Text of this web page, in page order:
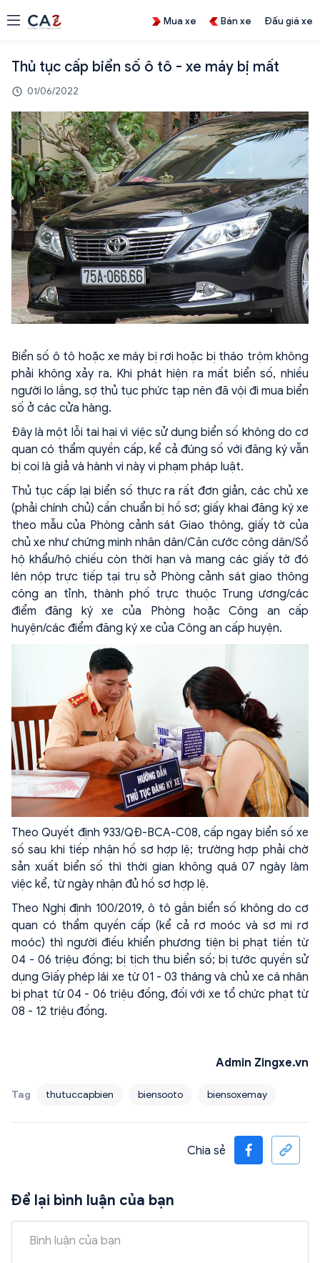
Mua xe Bán xe Đấu giá xe
Thủ tục cấp biển số ô tô - xe máy bị mất
01/06/2022
Biển số ô tô hoặc xe máy bị rơi hoặc bị tháo trộm không
phải không xảy ra. Khi phát hiện ra mất biển số, nhiều
người lo lắng, sợ thủ tục phức tạp nên đã vội đi mua biển
số ở các cửa hàng.
Đây là một lỗi tai hại vì việc sử dụng biển số không do cơ
quan có thẩm quyền cấp, kể cả đúng số với đăng ký vẫn
bị coi là giả và hành vi này vi phạm pháp luật.
Thủ tục cấp lại biển số thực ra rất đơn giản, các chủ xe
(phải chính chủ) cần chuẩn bị hồ sơ; giấy khai đăng ký xe
theo mẫu của Phòng cảnh sát Giao thông, giấy tờ của
chủ xe như chứng minh nhân dân/Căn cước công dân/Sổ
hộ khẩu/hộ chiếu còn thời hạn và mang các giấy tờ đó
lên nộp trực tiếp tại trụ sở Phòng cảnh sát giao thông
công an tỉnh, thành phố trực thuộc Trung ương/các
điểm đăng ký xe của Phòng hoặc Công an cấp
huyện/các điểm đăng ký xe của Công an cấp huyện.
Theo Quyết định 933/QĐ-BCA-C08, cấp ngay biển số xe
số sau khi tiếp nhận hồ sơ hợp lệ; trường hợp phải chờ
sản xuất biển số thì thời gian không quá 07 ngày làm
việc kể, từ ngày nhận đủ hồ sơ hợp lệ.
Theo Nghị định 100/2019, ô tô gắn biển số không do cơ
quan có thẩm quyền cấp (kể cả rơ moóc và sơ mi rơ
moóc) thì người điều khiển phương tiện bị phạt tiền từ
04 - 06 triệu đồng; bị tịch thu biển số; bị tước quyền sử
dụng Giấy phép lái xe từ 01 - 03 tháng và chủ xe cá nhân
bị phạt từ 04 - 06 triệu đồng, đối với xe tổ chức phạt từ
08 - 12 triệu đồng.
Admin Zingxe.vn
Tag thutuccapbien biensooto biensoxemay
Chia sẻ
Để lại bình luận của bạn